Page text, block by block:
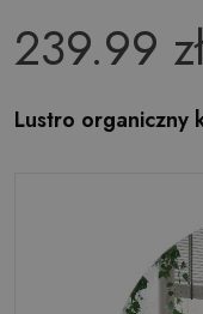
239.99
Lustro organiczny